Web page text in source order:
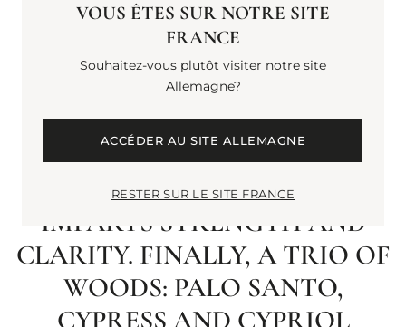
FRESH. DIRECT.
INVIGORATING. A DYNAMIC
RUSH OF PEPPERMINT AND
BLACK PEPPER WAKES THE
SENSES. A HEART OF CLARY
SAGE AND VIOLET LEAF
IMPARTS STRENGTH AND
CLARITY. FINALLY, A TRIO OF
WOODS: PALO SANTO,
CYPRESS AND CYPRIOL
VOUS ÊTES SUR NOTRE SITE
FRANCE
Souhaitez-vous plutôt visiter notre site
Allemagne?
ACCÉDER AU SITE ALLEMAGNE
RESTER SUR LE SITE FRANCE